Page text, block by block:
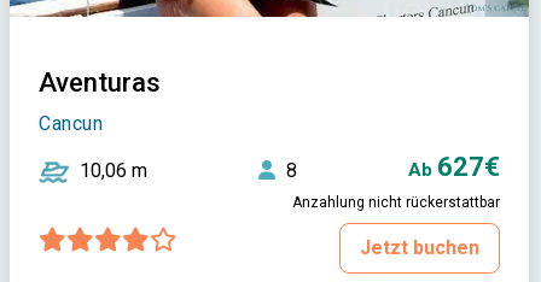
Aventuras
Cancun
10,06 m 8 Ab 627€
Anzahlung nicht rückerstattbar
Jetzt buchen